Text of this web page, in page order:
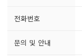
전화번호
문의 및 안내